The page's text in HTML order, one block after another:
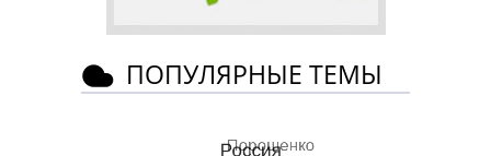
ПОПУЛЯРНЫЕ ТЕМЫ